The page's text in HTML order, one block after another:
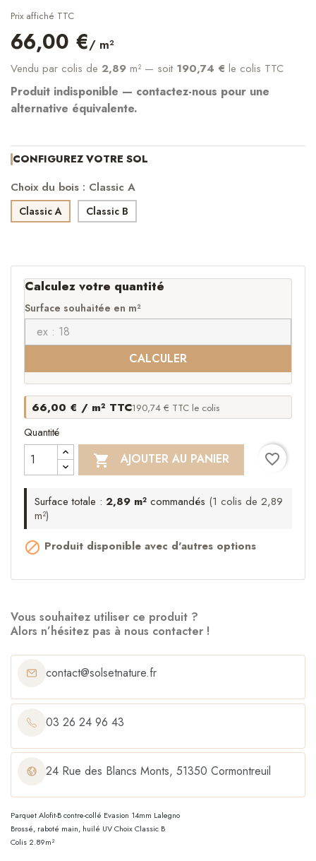
Prix affiché TTC
66,00 €/ m²
Vendu par colis de 2,89 m² — soit 190,74 € le colis TTC
Produit indisponible — contactez-nous pour une
alternative équivalente.
CONFIGUREZ VOTRE SOL
Choix du bois : Classic A
Classic A Classic B
Calculez votre quantité
Surface souhaitée en m²
CALCULER
66,00 € / m² TTC190,74 € TTC le colis
Quantité
 AJOUTER AU PANIER favorite_border
Surface totale : 2,89 m²commandés (1 colis de 2,89
m²)
 Produit disponible avec d'autres options
Vous souhaitez utiliser ce produit ?
Alors n’hésitez pas à nous contacter !
contact@solsetnature.fr
03 26 24 96 43
24 Rue des Blancs Monts, 51350 Cormontreuil
Parquet Alofit-B contre-collé Evasion 14mm Lalegno
Brossé, raboté main, huilé UV Choix Classic B
Colis 2.89m²